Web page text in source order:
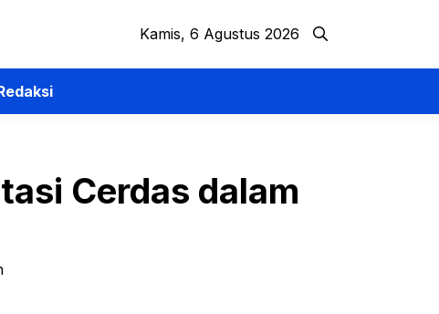
Kamis, 6 Agustus 2026
Cerdas dalam